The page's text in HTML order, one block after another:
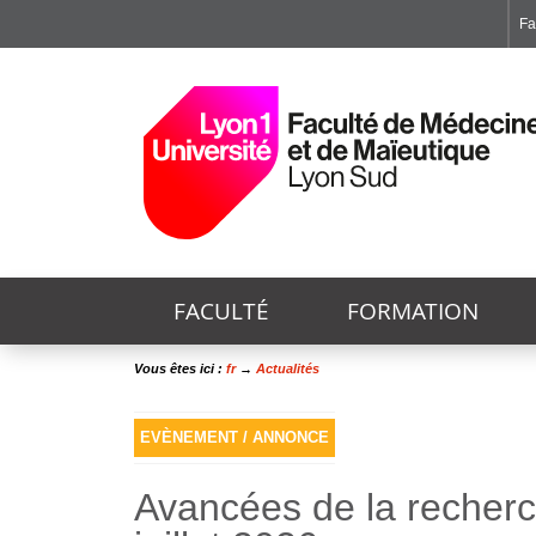
FACULTÉ FORMATION
Vous êtes ici : fr→ Actualités
EVÈNEMENT / ANNONCE
Avancées de la